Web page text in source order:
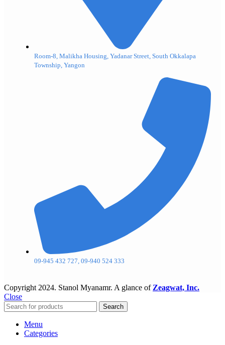
Room-8, Malikha Housing, Yadanar Street, South Okkalapa
Township, Yangon
09-945 432 727, 09-940 524 333
Copyright 2024. Stanol Myanamr. A glance of Zeagwat, Inc.
Close
Search
Menu
Categories